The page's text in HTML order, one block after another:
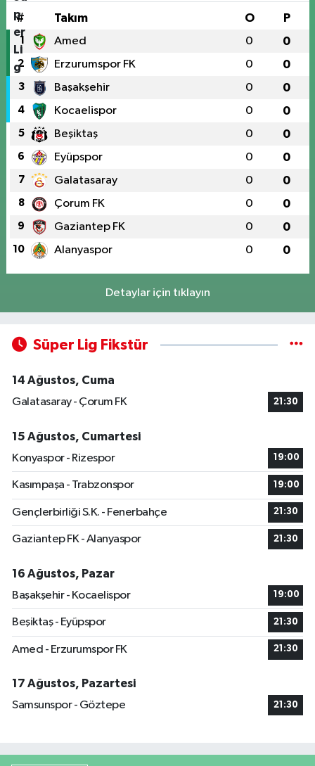
# Takım O P
1 Amed 0 0
2 Erzurumspor FK 0 0
3 Başakşehir 0 0
4 Kocaelispor 0 0
5 Beşiktaş 0 0
6 Eyüpspor 0 0
7 Galatasaray 0 0
8 Çorum FK 0 0
9 Gaziantep FK 0 0
10 Alanyaspor 0 0
Detaylar için tıklayın
Süper Lig Fikstür
14 Ağustos, Cuma
Galatasaray - Çorum FK
21:30
15 Ağustos, Cumartesi
Konyaspor - Rizespor
19:00
Kasımpaşa - Trabzonspor 19:00
Gençlerbirliği S.K. - Fenerbahçe 21:30
Gaziantep FK - Alanyaspor 21:30
16 Ağustos, Pazar
Başakşehir - Kocaelispor
19:00
Beşiktaş - Eyüpspor 21:30
Amed - Erzurumspor FK 21:30
17 Ağustos, Pazartesi
Samsunspor - Göztepe
21:30